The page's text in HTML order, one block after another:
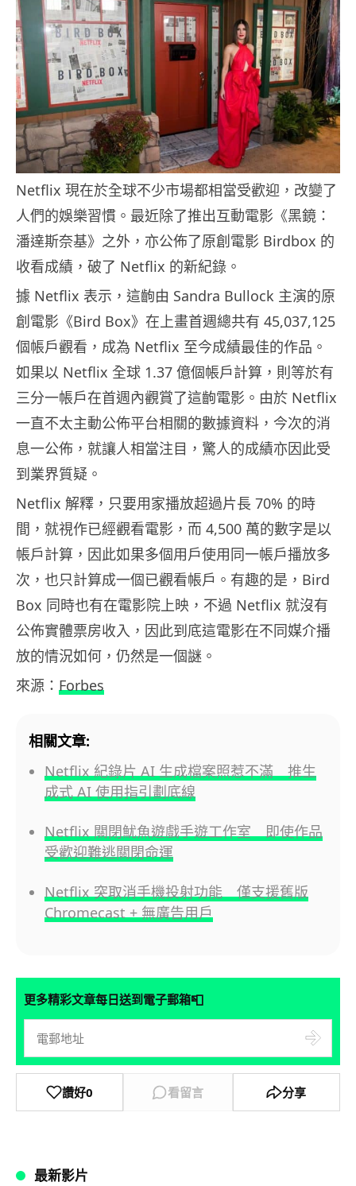
Netflix 現在於全球不少市場都相當受歡迎，改變了
人們的娛樂習慣。最近除了推出互動電影《黑鏡：
潘達斯奈基》之外，亦公佈了原創電影 Birdbox 的
收看成績，破了 Netflix 的新紀錄。
據 Netflix 表示，這齣由 Sandra Bullock 主演的原
創電影《Bird Box》在上畫首週總共有 45,037,125
個帳戶觀看，成為 Netflix 至今成績最佳的作品。
如果以 Netflix 全球 1.37 億個帳戶計算，則等於有
三分一帳戶在首週內觀賞了這齣電影。由於 Netflix
一直不太主動公佈平台相關的數據資料，今次的消
息一公佈，就讓人相當注目，驚人的成績亦因此受
到業界質疑。
Netflix 解釋，只要用家播放超過片長 70% 的時
間，就視作已經觀看電影，而 4,500 萬的數字是以
帳戶計算，因此如果多個用戶使用同一帳戶播放多
次，也只計算成一個已觀看帳戶。有趣的是，Bird
Box 同時也有在電影院上映，不過 Netflix 就沒有
公佈實體票房收入，因此到底這電影在不同媒介播
放的情況如何，仍然是一個謎。
來源： Forbes
相關文章:
Netflix 紀錄片 AI 生成檔案照惹不滿 推生
成式 AI 使用指引劃底線
Netflix 關閉魷魚遊戲手遊工作室 即使作品
受歡迎難逃關閉命運
Netflix 突取消手機投射功能 僅支援舊版
Chromecast + 無廣告用戶
更多精彩文章每日送到電子郵箱📮
讚好0 看留言 分享
最新影片